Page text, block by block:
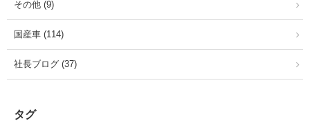
その他 (9)
国産車 (114)
社長ブログ (37)
タグ